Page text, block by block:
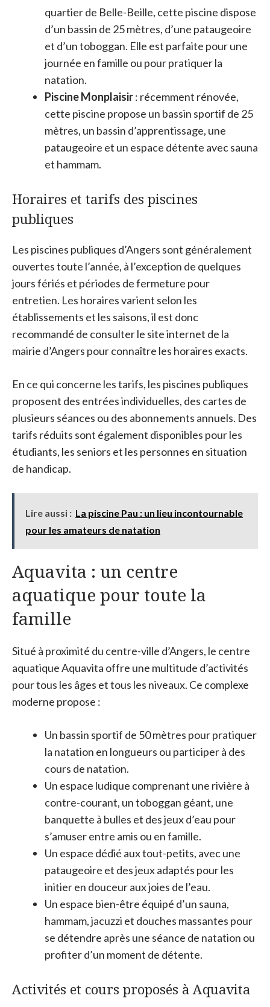
quartier de Belle-Beille, cette piscine dispose
d’un bassin de 25 mètres, d’une pataugeoire
et d’un toboggan. Elle est parfaite pour une
journée en famille ou pour pratiquer la
natation.
Piscine Monplaisir: récemment rénovée,
cette piscine propose un bassin sportif de 25
mètres, un bassin d’apprentissage, une
pataugeoire et un espace détente avec sauna
et hammam.
Horaires et tarifs des piscines
publiques
Les piscines publiques d’Angers sont généralement
ouvertes toute l’année, à l’exception de quelques
jours fériés et périodes de fermeture pour
entretien. Les horaires varient selon les
établissements et les saisons, il est donc
recommandé de consulter le site internet de la
mairie d’Angers pour connaître les horaires exacts.
En ce qui concerne les tarifs, les piscines publiques
proposent des entrées individuelles, des cartes de
plusieurs séances ou des abonnements annuels. Des
tarifs réduits sont également disponibles pour les
étudiants, les seniors et les personnes en situation
de handicap.
Lire aussi : La piscine Pau : un lieu incontournable
pour les amateurs de natation
Aquavita : un centre
aquatique pour toute la
famille
Situé à proximité du centre-ville d’Angers, le centre
aquatique Aquavita offre une multitude d’activités
pour tous les âges et tous les niveaux. Ce complexe
moderne propose :
Un bassin sportif de 50 mètres pour pratiquer
la natation en longueurs ou participer à des
cours de natation.
Un espace ludique comprenant une rivière à
contre-courant, un toboggan géant, une
banquette à bulles et des jeux d’eau pour
s’amuser entre amis ou en famille.
Un espace dédié aux tout-petits, avec une
pataugeoire et des jeux adaptés pour les
initier en douceur aux joies de l’eau.
Un espace bien-être équipé d’un sauna,
hammam, jacuzzi et douches massantes pour
se détendre après une séance de natation ou
profiter d’un moment de détente.
Activités et cours proposés à Aquavita